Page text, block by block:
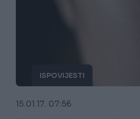
ISPOVIJESTI
15.01.17. 07:56